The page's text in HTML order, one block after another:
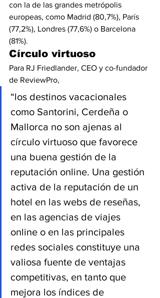
con la de las grandes metrópolis
europeas, como Madrid (80,7%), París
(77,2%), Londres (77,6%) o Barcelona
(81%).
Círculo virtuoso
Para RJ Friedlander, CEO y co-fundador
de ReviewPro,
“los destinos vacacionales
como Santorini, Cerdeña o
Mallorca no son ajenas al
círculo virtuoso que favorece
una buena gestión de la
reputación online. Una gestión
activa de la reputación de un
hotel en las webs de reseñas,
en las agencias de viajes
online o en las principales
redes sociales constituye una
valiosa fuente de ventajas
competitivas, en tanto que
mejora los índices de